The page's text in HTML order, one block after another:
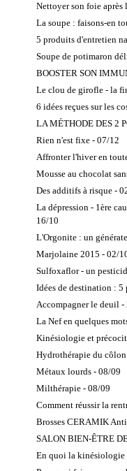
Nettoyer son foie après
La soupe : faisons-en
5 produits d'entretien
Soupe de potimaron
BOOSTER SON
Le clou de girofle - la
6 idées reçues sur les
LA MÉTHODE DES 2
Rien n'est fixe - 07/12
Affronter l'hiver en
Mousse au chocolat
Des additifs à risque -
La dépression - 1ère
16/10
L'Orgonite : un
Marjolaine 2015 - 02/
Sulfoxaflor - un
Idées de destination :
Accompagner le deuil -
La Nef en quelques
Kinésiologie et
Hydrothérapie du
Métaux lourds - 08/09
Milthérapie - 08/09
Comment réussir la
Brosses CERAMIK
SALON BIEN-ÊTRE
En quoi la kinésiologie